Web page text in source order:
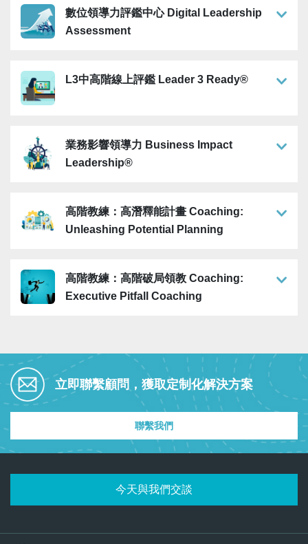
數位領導力評鑑中心 Digital Leadership
Assessment
L3中高階線上評鑑 Leader 3 Ready®
業務影響領導力 Business Impact
Leadership®
高階教練：高潛釋能計畫 Coaching:
Unleashing Potential Planning
高階教練：高階破局領教 Coaching:
Executive Pitfall Coaching
立即聯繫顧問，獲取定制化解決方案
聯繫我們
今天與我們交談